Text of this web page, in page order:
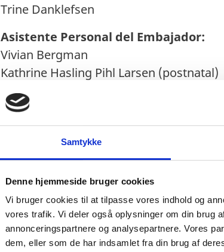
Samtykke
Denne hjemmeside bruger cookies
Vi bruger cookies til at tilpasse vores indhold og
vores trafik. Vi deler også oplysninger om din brug
annonceringspartnere og analysepartnere. Vores
dem, eller som de har indsamlet fra din brug af
Trine Danklefsen
Asistente Personal del Embajador:
Vivian Bergman
Kathrine Hasling Pihl Larsen (postnatal)
Jefe del Departamento Comercial y
Magnus Rasmussen Wøhler
Agregado Comercial:
Asbjørn Otkjær
Agregada Comercial:
Mai Birch Hansen
Funcionaria Consular: